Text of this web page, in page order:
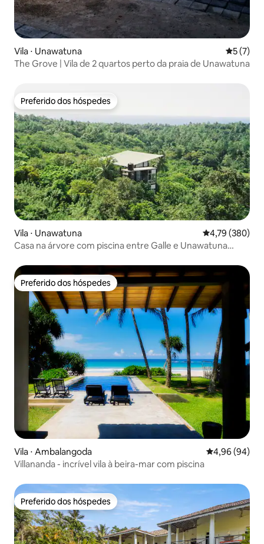
Vila ⋅ Unawatuna 5 de
5 (7)
The Grove | Vila de 2 quartos perto da praia de Unawatuna
Preferido dos hóspedes
Preferido dos hóspedes
Vila ⋅ Unawatuna 4,79 de uma
4,79 (380)
Casa na árvore com piscina entre Galle e Unawatuna
Preferido dos hóspedes
Preferido dos hóspedes
Vila ⋅ Ambalangoda 4,96 de uma
4,96 (94)
Villananda - incrível vila à beira-mar com piscina
Preferido dos hóspedes
Preferido dos hóspedes